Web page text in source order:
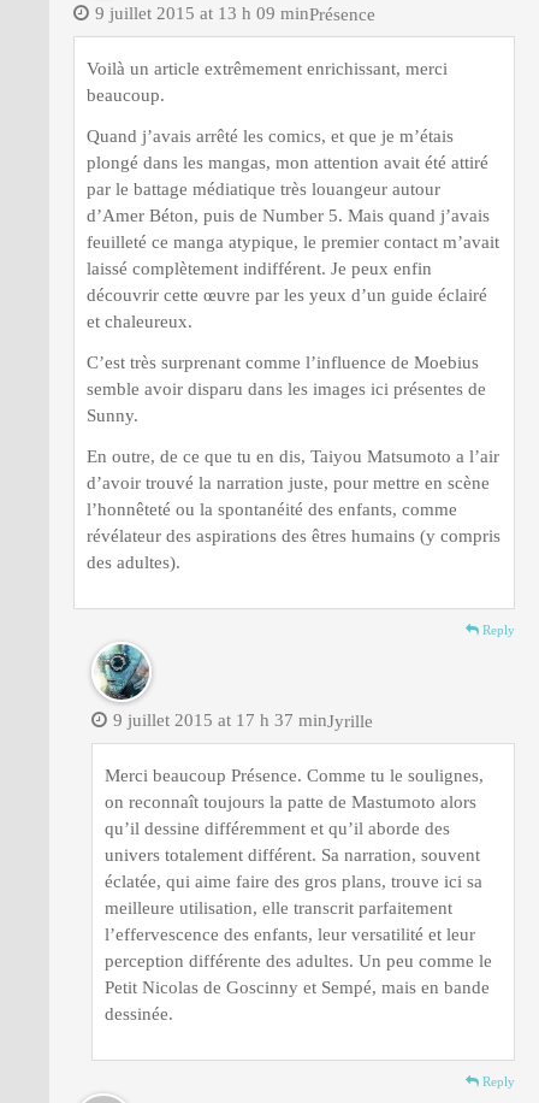
Présence
9 juillet 2015 at 13 h 09 min
Voilà un article extrêmement enrichissant, merci
beaucoup.
Quand j’avais arrêté les comics, et que je m’étais
plongé dans les mangas, mon attention avait été attiré
par le battage médiatique très louangeur autour
d’Amer Béton, puis de Number 5. Mais quand j’avais
feuilleté ce manga atypique, le premier contact m’avait
laissé complètement indifférent. Je peux enfin
découvrir cette œuvre par les yeux d’un guide éclairé
et chaleureux.
C’est très surprenant comme l’influence de Moebius
semble avoir disparu dans les images ici présentes de
Sunny.
En outre, de ce que tu en dis, Taiyou Matsumoto a l’air
d’avoir trouvé la narration juste, pour mettre en scène
l’honnêteté ou la spontanéité des enfants, comme
révélateur des aspirations des êtres humains (y compris
des adultes).
Reply
Jyrille
9 juillet 2015 at 17 h 37 min
Merci beaucoup Présence. Comme tu le soulignes,
on reconnaît toujours la patte de Mastumoto alors
qu’il dessine différemment et qu’il aborde des
univers totalement différent. Sa narration, souvent
éclatée, qui aime faire des gros plans, trouve ici sa
meilleure utilisation, elle transcrit parfaitement
l’effervescence des enfants, leur versatilité et leur
perception différente des adultes. Un peu comme le
Petit Nicolas de Goscinny et Sempé, mais en bande
dessinée.
Reply